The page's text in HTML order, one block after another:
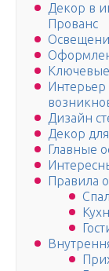
Декор в
Прованс
Ключевые
Интерьер
Дизайн
Декор
Главные
Правила